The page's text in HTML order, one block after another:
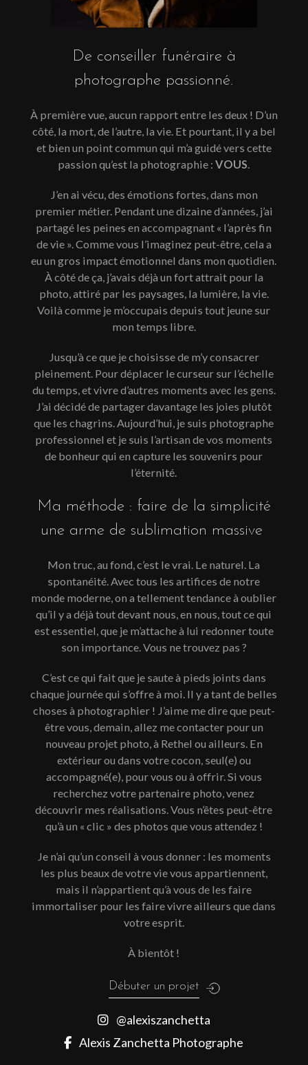
De conseiller funéraire à
photographe passionné.
À première vue, aucun rapport entre les deux ! D’un
côté, la mort, de l’autre, la vie. Et pourtant, il y a bel
et bien un point commun qui m’a guidé vers cette
passion qu’est la photographie :VOUS.
J’en ai vécu, des émotions fortes, dans mon
premier métier. Pendant une dizaine d’années, j’ai
partagé les peines en accompagnant « l’après fin
de vie ». Comme vous l’imaginez peut-être, cela a
eu un gros impact émotionnel dans mon quotidien.
À côté de ça, j’avais déjà un fort attrait pour la
photo, attiré par les paysages, la lumière, la vie.
Voilà comme je m’occupais depuis tout jeune sur
mon temps libre.
Jusqu’à ce que je choisisse de m’y consacrer
pleinement. Pour déplacer le curseur sur l’échelle
du temps, et vivre d’autres moments avec les gens.
J’ai décidé de partager davantage les joies plutôt
que les chagrins. Aujourd’hui, je suis photographe
professionnel et je suis l’artisan de vos moments
de bonheur qui en capture les souvenirs pour
l’éternité.
Ma méthode : faire de la simplicité
une arme de sublimation massive
Mon truc, au fond, c’est le vrai. Le naturel. La
spontanéité. Avec tous les artifices de notre
monde moderne, on a tellement tendance à oublier
qu’il y a déjà tout devant nous, en nous, tout ce qui
est essentiel, que je m’attache à lui redonner toute
son importance. Vous ne trouvez pas ?
C’est ce qui fait que je saute à pieds joints dans
chaque journée qui s’offre à moi. Il y a tant de belles
choses à photographier ! J’aime me dire que peut-
être vous, demain, allez me contacter pour un
nouveau projet photo, à Rethel ou ailleurs. En
extérieur ou dans votre cocon, seul(e) ou
accompagné(e), pour vous ou à offrir. Si vous
recherchez votre partenaire photo, venez
découvrir mes réalisations. Vous n’êtes peut-être
qu’à un « clic » des photos que vous attendez !
Je n’ai qu’un conseil à vous donner : les moments
les plus beaux de votre vie vous appartiennent,
mais il n’appartient qu’à vous de les faire
immortaliser pour les faire vivre ailleurs que dans
votre esprit.
À bientôt !
Débuter un projet
@alexiszanchetta
Alexis Zanchetta Photographe